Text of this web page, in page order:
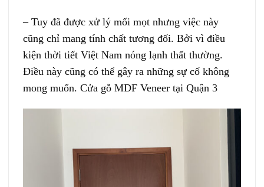
– Tuy đã được xử lý mối mọt nhưng việc này
cũng chỉ mang tính chất tương đối. Bởi vì điều
kiện thời tiết Việt Nam nóng lạnh thất thường.
Điều này cũng có thể gây ra những sự cố không
mong muốn. Cửa gỗ MDF Veneer tại Quận 3